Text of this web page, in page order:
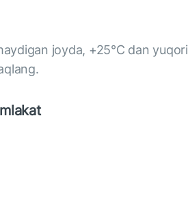
joyda, +25°C dan yuqori